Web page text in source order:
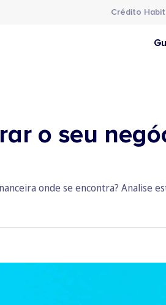
Crédito
o seu
onde se encontra? Analise